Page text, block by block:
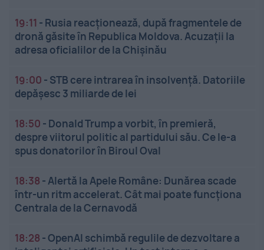
19:11 - Rusia reacționează, după fragmentele de
dronă găsite în Republica Moldova. Acuzații la
adresa oficialilor de la Chișinău
19:00 - STB cere intrarea în insolvență. Datoriile
depășesc 3 miliarde de lei
18:50 - Donald Trump a vorbit, în premieră,
despre viitorul politic al partidului său. Ce le-a
spus donatorilor în Biroul Oval
18:38 - Alertă la Apele Române: Dunărea scade
într-un ritm accelerat. Cât mai poate funcționa
Centrala de la Cernavodă
18:28 -OpenAI schimbă regulile de dezvoltare a